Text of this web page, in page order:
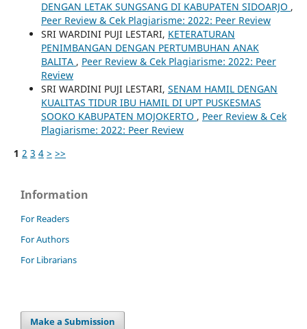
DENGAN LETAK SUNGSANG DI KABUPATEN SIDOARJO ,
Peer Review & Cek Plagiarisme: 2022: Peer Review
SRI WARDINI PUJI LESTARI, KETERATURAN
PENIMBANGAN DENGAN PERTUMBUHAN ANAK
BALITA , Peer Review & Cek Plagiarisme: 2022: Peer
Review
SRI WARDINI PUJI LESTARI, SENAM HAMIL DENGAN
KUALITAS TIDUR IBU HAMIL DI UPT PUSKESMAS
SOOKO KABUPATEN MOJOKERTO , Peer Review & Cek
Plagiarisme: 2022: Peer Review
1 2 3 4 > >>
Information
For Readers
For Authors
For Librarians
Make a Submission